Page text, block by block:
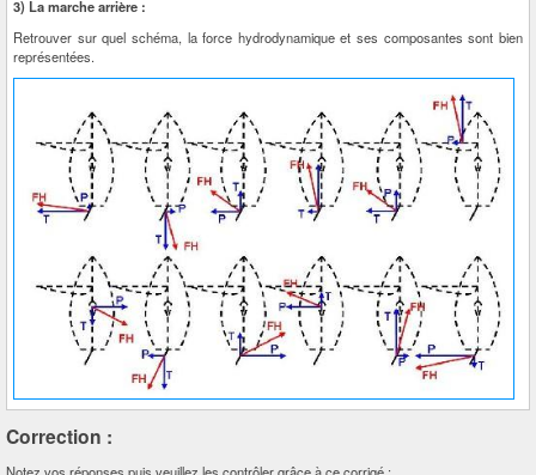
3) La marche arrière :
Retrouver sur quel schéma, la force hydrodynamique et ses composantes sont bien
représentées.
Correction :